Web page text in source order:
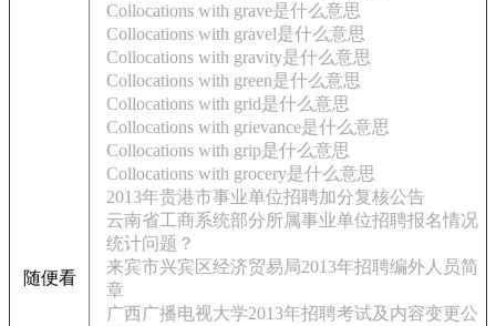
随便看
Collocations with grave是什么意思
Collocations with gravel是什么意思
Collocations with gravity是什么意思
Collocations with green是什么意思
Collocations with grid是什么意思
Collocations with grievance是什么意思
Collocations with grip是什么意思
Collocations with grocery是什么意思
2013年贵港市事业单位招聘加分复核公告
云南省工商系统部分所属事业单位招聘报名情况
统计问题？
来宾市兴宾区经济贸易局2013年招聘编外人员简
章
广西广播电视大学2013年招聘考试及内容变更公